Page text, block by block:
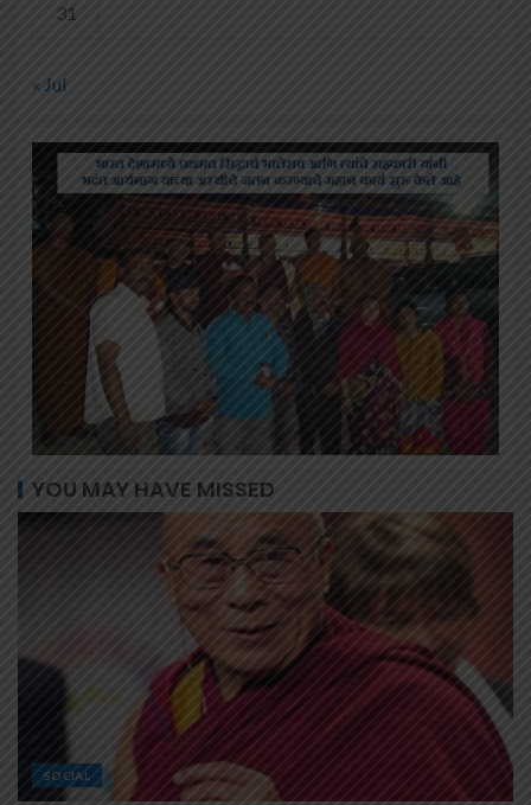
31
« Jul
YOU MAY HAVE MISSED
SOCIAL